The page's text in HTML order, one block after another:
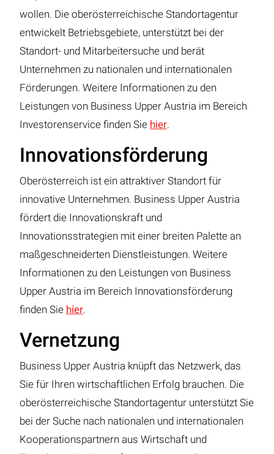
wollen. Die oberösterreichische Standortagentur
entwickelt Betriebsgebiete, unterstützt bei der
Standort- und Mitarbeitersuche und berät
Unternehmen zu nationalen und internationalen
Förderungen. Weitere Informationen zu den
Leistungen von Business Upper Austria im Bereich
Investorenservice finden Sie hier.
Innovationsförderung
Oberösterreich ist ein attraktiver Standort für
innovative Unternehmen. Business Upper Austria
fördert die Innovationskraft und
Innovationsstrategien mit einer breiten Palette an
maßgeschneiderten Dienstleistungen. Weitere
Informationen zu den Leistungen von Business
Upper Austria im Bereich Innovationsförderung
finden Sie hier.
Vernetzung
Business Upper Austria knüpft das Netzwerk, das
Sie für Ihren wirtschaftlichen Erfolg brauchen. Die
oberösterreichische Standortagentur unterstützt Sie
bei der Suche nach nationalen und internationalen
Kooperationspartnern aus Wirtschaft und